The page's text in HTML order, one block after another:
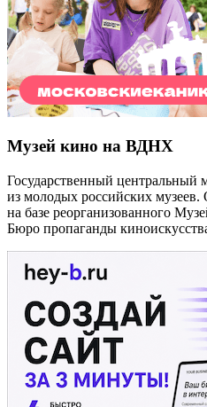
Музей кино на ВДНХ
Государственный
из молодых российских музеев.
на базе реорганизованного
Бюро пропаганды